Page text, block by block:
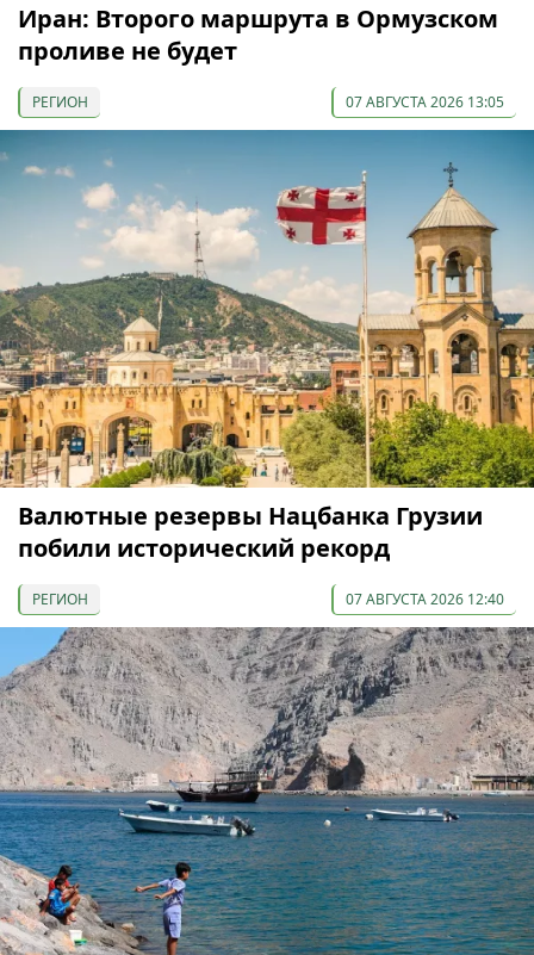
Иран: Второго маршрута в Ормузском
проливе не будет
РЕГИОН 07 АВГУСТА 2026 13:05
Валютные резервы Нацбанка Грузии
побили исторический рекорд
РЕГИОН 07 АВГУСТА 2026 12:40